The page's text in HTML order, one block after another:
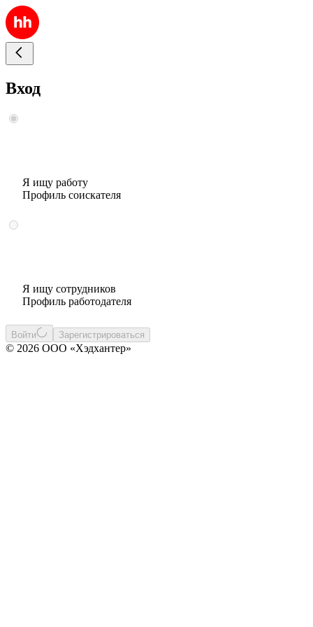
Вход
Я ищу работу
Профиль соискателя
Я ищу сотрудников
Профиль работодателя
Войти Зарегистрироваться
© 2026 ООО «Хэдхантер»